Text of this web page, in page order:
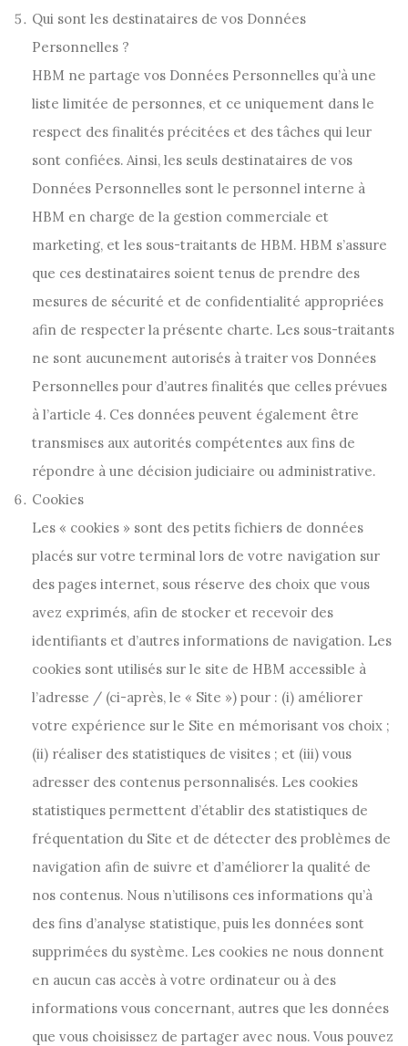
Qui sont les destinataires de vos Données
Personnelles ?
HBM ne partage vos Données Personnelles qu’à une
liste limitée de personnes, et ce uniquement dans le
respect des finalités précitées et des tâches qui leur
sont confiées. Ainsi, les seuls destinataires de vos
Données Personnelles sont le personnel interne à
HBM en charge de la gestion commerciale et
marketing, et les sous-traitants de HBM. HBM s’assure
que ces destinataires soient tenus de prendre des
mesures de sécurité et de confidentialité appropriées
afin de respecter la présente charte. Les sous-traitants
ne sont aucunement autorisés à traiter vos Données
Personnelles pour d’autres finalités que celles prévues
à l’article 4. Ces données peuvent également être
transmises aux autorités compétentes aux fins de
répondre à une décision judiciaire ou administrative.
Cookies
Les « cookies » sont des petits fichiers de données
placés sur votre terminal lors de votre navigation sur
des pages internet, sous réserve des choix que vous
avez exprimés, afin de stocker et recevoir des
identifiants et d’autres informations de navigation. Les
cookies sont utilisés sur le site de HBM accessible à
l’adresse / (ci-après, le « Site ») pour : (i) améliorer
votre expérience sur le Site en mémorisant vos choix ;
(ii) réaliser des statistiques de visites ; et (iii) vous
adresser des contenus personnalisés. Les cookies
statistiques permettent d’établir des statistiques de
fréquentation du Site et de détecter des problèmes de
navigation afin de suivre et d’améliorer la qualité de
nos contenus. Nous n’utilisons ces informations qu’à
des fins d’analyse statistique, puis les données sont
supprimées du système. Les cookies ne nous donnent
en aucun cas accès à votre ordinateur ou à des
informations vous concernant, autres que les données
que vous choisissez de partager avec nous. Vous pouvez